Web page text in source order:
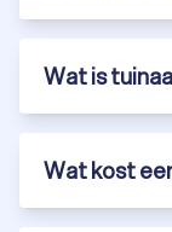
Wat is
Wat kost